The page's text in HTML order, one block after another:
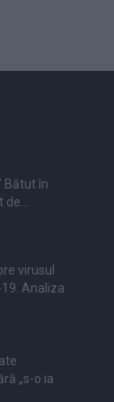
Bătut în
virusul
Analiza
„s-o ia